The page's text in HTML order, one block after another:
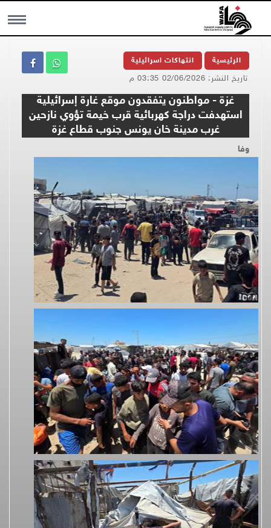
MENU الرئيسية انتهاكات اسرائيلية
تاريخ النشر: 02/06/2026 03:35 م
غزة - مواطنون يتفقدون موقع غارة إسرائيلية
استهدفت دراجة كهربائية قرب خيمة تؤوي نازحين
غرب مدينة خان يونس جنوب قطاع غزة
وفا